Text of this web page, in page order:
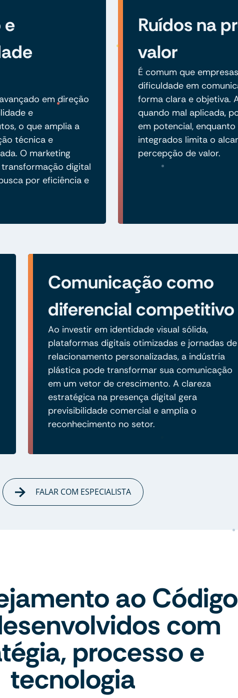
e
em direção
e
o que amplia a
técnica e
O marketing
digital
por eficiência e
Ruídos na
valor
É comum que
dificuldade em
forma clara e objetiva.
quando mal aplicada,
em potencial,
integrados limita o
percepção de valor.
Comunicação como
diferencial competitivo
Ao investir em identidade visual sólida,
plataformas digitais otimizadas e jornadas de
relacionamento personalizadas, a indústria
plástica pode transformar sua comunicação
em um vetor de crescimento. A clareza
estratégica na presença digital gera
previsibilidade comercial e amplia o
reconhecimento no setor.
FALAR COM ESPECIALISTA
ao
com
processo e
tecnologia